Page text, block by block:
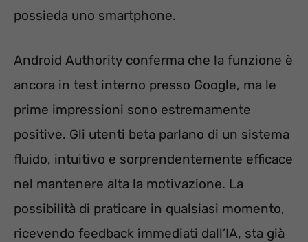
possieda uno smartphone.
Android Authority conferma che la funzione è
ancora in test interno presso Google, ma le
prime impressioni sono estremamente
positive. Gli utenti beta parlano di un sistema
fluido, intuitivo e sorprendentemente efficace
nel mantenere alta la motivazione. La
possibilità di praticare in qualsiasi momento,
ricevendo feedback immediati dall’IA, sta già